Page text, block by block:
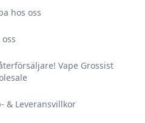
hos oss
Vape Grossist
& Leveransvillkor